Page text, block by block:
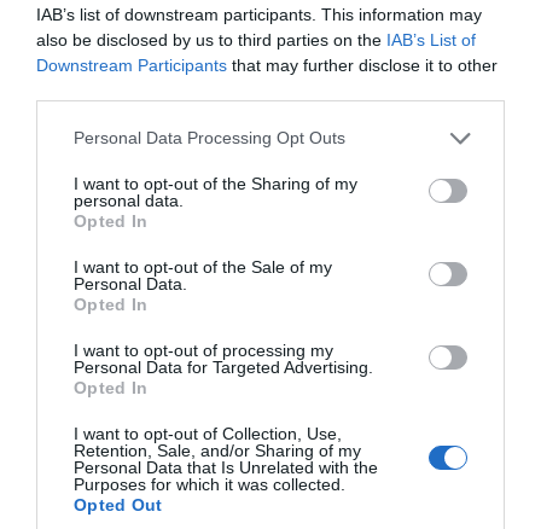
IAB’s list of downstream participants. This information may
also be disclosed by us to third parties on the IAB’s List of
Downstream Participants that may further disclose it to other
Please note that this website/app uses one or more Google
not limited to your visit or usage behaviour. You may click to
grant or deny consent to Google and its third-party tags to
use your data for below specified purposes in below Google
consent section.
Personal Data Processing Opt Outs
I want to opt-out of the Sharing of my
personal data.
Opted In
I want to opt-out of the Sale of my
Personal Data.
Opted In
I want to opt-out of processing my
Personal Data for Targeted Advertising.
Opted In
I want to opt-out of Collection, Use,
Retention, Sale, and/or Sharing of my
Personal Data that Is Unrelated with the
Purposes for which it was collected.
Opted Out
Saariston rengastie
la 29.8.2026
Saariston rengastie 30 vuotta – unohda
lauttajonot ja nauti saariston parhaista
maisemista opastetulla bussiretkellä.
Kesän matkat: la 23.5., pe 3.7., to 16.7. sekä
la 29.8.